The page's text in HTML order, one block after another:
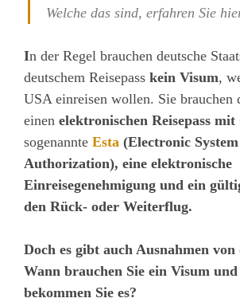
Welche das sind, erfahren Sie
In der Regel brauchen deutsche
deutschem Reisepass kein Visum,
USA einreisen wollen. Sie brauchen
einen elektronischen Reisepass
sogenannte Esta (Electronic
Authorization), eine elektronische
Einreisegenehmigung und ein
den Rück- oder Weiterflug.
Doch es gibt auch Ausnahmen von
Wann brauchen Sie ein Visum
bekommen Sie es?